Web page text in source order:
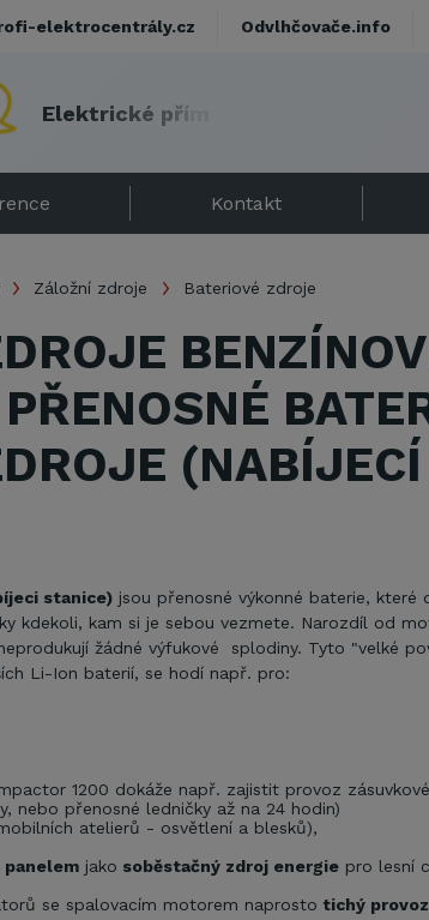
Elektrické pří
Kontakt
Záložní zdroje Bateriové zdroje
(NABÍJECÍ
stanice) jsou přenosné výkonné baterie, které
kdekoli, kam si je sebou vezmete. Narozdíl od
žádné výfukové splodiny. Tyto "velké
Li-Ion baterií, se hodí např. pro:
1200 dokáže např. zajistit provoz
nebo přenosné ledničky až na 24 hodin)
atelierů - osvětlení a blesků),
panelem jako soběstačný zdroj energie pro lesní
se spalovacím motorem naprosto tichý provoz
elektrocentrály.cz Odvlhčovače.info